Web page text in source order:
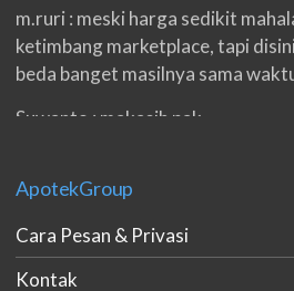
m.ruri : meski harga sedikit
ketimbang marketplace, tapi
beda banget masilnya sama
Suwanto : makasih pak.
double. beneran sama sekali tidak
eko padang : ko brang udh
gan. cpet bgt
ApotekGroup
Cara Pesan & Privasi
Kontak